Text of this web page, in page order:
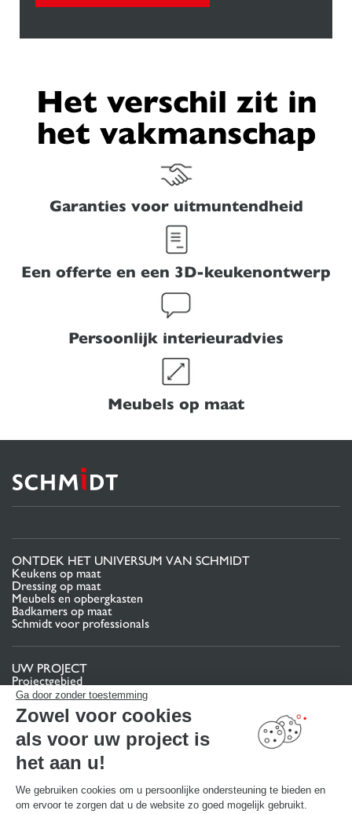
Ga door zonder toestemming
Zowel voor cookies
als voor uw project is
het aan u!
We gebruiken cookies om u persoonlijke ondersteuning te bieden en
om ervoor te zorgen dat u de website zo goed mogelijk gebruikt.
Het verschil zit in
het vakmanschap
Garanties voor uitmuntendheid
Een offerte en een 3D-keukenontwerp
Persoonlijk interieuradvies
Meubels op maat
ONTDEK HET UNIVERSUM VAN SCHMIDT
Keukens op maat
Dressing op maat
Meubels en opbergkasten
Badkamers op maat
Schmidt voor professionals
UW PROJECT
Projectgebied
Pas uw interieurproject aan uw eigen wensen aan
Contact
Vind uw Winkel
MAAK EEN AFSPRAAK
NUTTIGE LINKS
Promoties